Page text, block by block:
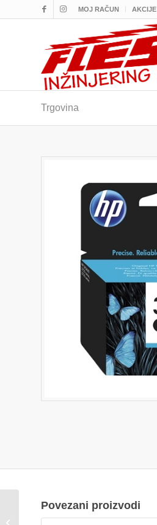
MOJ RAČUN AKCIJE
Trgovina
Povezani proizvodi
Tinta HP CH562EE HP